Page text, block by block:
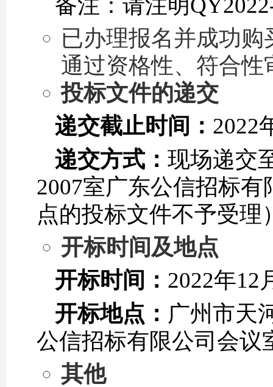
备注：请注明
已办理报名并成功
通过资格性、符合性
投标文件的递交
递交截止时间： 2022
递交方式： 现场递交
2007室广东公信招标
点的投标文件不予受理
开标时间及地点
开标时间： 2022年12
开标地点： 广州市天
公信招标有限公司会议
其他